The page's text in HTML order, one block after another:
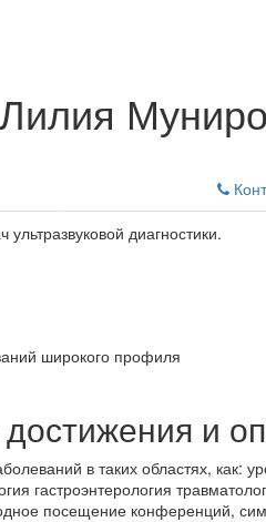
ультразвуковой диагностики.
широкого профиля
и
в таких областях, как:
гастроэнтерология
посещение конференций,